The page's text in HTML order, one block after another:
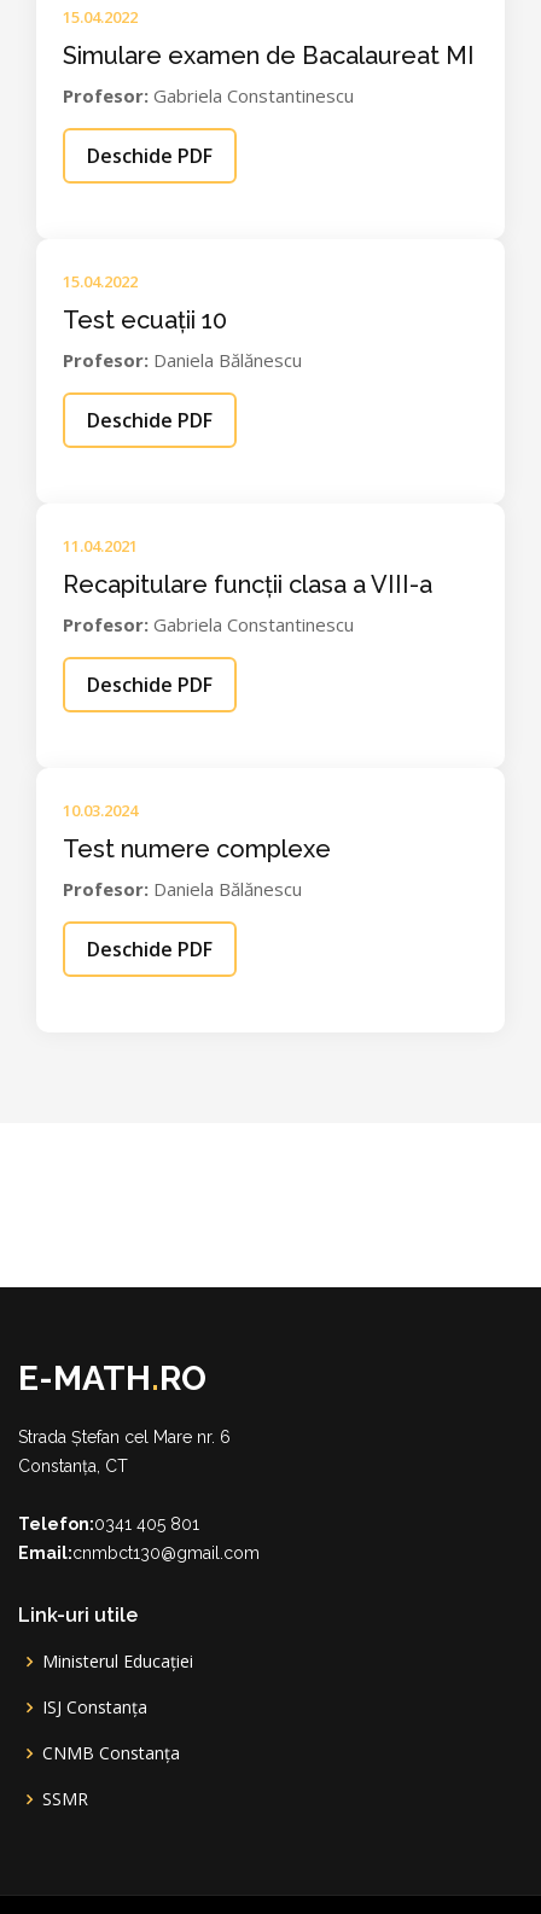
15.04.2022
Simulare examen de Bacalaureat MI
Profesor: Gabriela Constantinescu
Deschide PDF
15.04.2022
Test ecuații 10
Profesor: Daniela Bălănescu
Deschide PDF
11.04.2021
Recapitulare funcții clasa a VIII-a
Profesor: Gabriela Constantinescu
Deschide PDF
10.03.2024
Test numere complexe
Profesor: Daniela Bălănescu
Deschide PDF
E-MATH.RO
Strada Ștefan cel Mare nr. 6
Constanța, CT
Telefon:0341 405 801
Email:cnmbct130@gmail.com
Link-uri utile
Ministerul Educației
ISJ Constanța
CNMB Constanța
SSMR